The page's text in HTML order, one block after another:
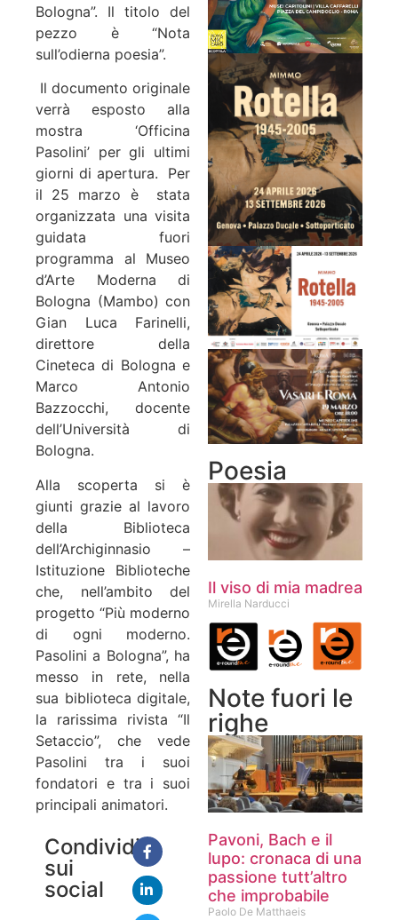
Bologna”. Il titolo del
pezzo è “Nota
sull’odierna poesia”.
Il documento originale
verrà esposto alla
mostra ‘Officina
Pasolini’ per gli ultimi
giorni di apertura. Per
il 25 marzo è stata
organizzata una visita
guidata fuori
programma al Museo
d’Arte Moderna di
Bologna (Mambo) con
Gian Luca Farinelli,
direttore della
Cineteca di Bologna e
Marco Antonio
Bazzocchi, docente
dell’Università di
Bologna.
Alla scoperta si è
giunti grazie al lavoro
della Biblioteca
dell’Archiginnasio –
Istituzione Biblioteche
che, nell’ambito del
progetto “Più moderno
di ogni moderno.
Pasolini a Bologna”, ha
messo in rete, nella
sua biblioteca digitale,
la rarissima rivista “Il
Setaccio”, che vede
Pasolini tra i suoi
fondatori e tra i suoi
principali animatori.
Condividi
sui
social
Poesia
Il viso di mia madrea
Mirella Narducci
Note fuori le
righe
Pavoni, Bach e il
lupo: cronaca di una
passione tutt’altro
che improbabile
Paolo De Matthaeis